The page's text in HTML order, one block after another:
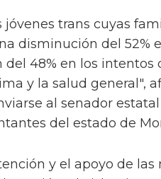
trans cuyas
disminución del 52%
48% en los intentos
y la salud general",
al senador estatal
del estado de
y el apoyo de las